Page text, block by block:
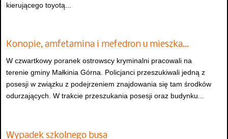
kierującego toyotą...
Konopie, amfetamina i mefedron u mieszka…
W czwartkowy poranek ostrowscy kryminalni pracowali na
terenie gminy Małkinia Górna. Policjanci przeszukiwali jedną z
posesji w związku z podejrzeniem znajdowania się tam środków
odurzających. W trakcie przeszukania posesji oraz budynku...
Wypadek szkolnego busa